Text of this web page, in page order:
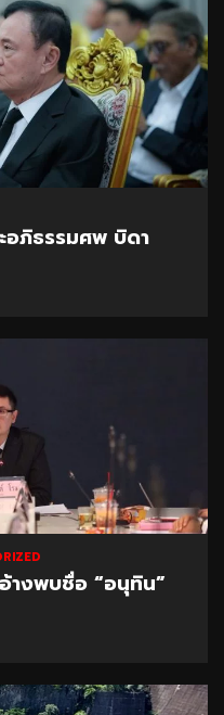
ภิธรรมศพ บิดา
างพบชื่อ “อนุทิน”